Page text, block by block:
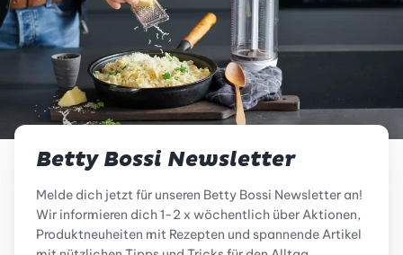
Betty Bossi Newsletter
Melde dich jetzt für unseren Betty Bossi Newsletter an!
Wir informieren dich 1-2 x wöchentlich über Aktionen,
Produktneuheiten mit Rezepten und spannende Artikel